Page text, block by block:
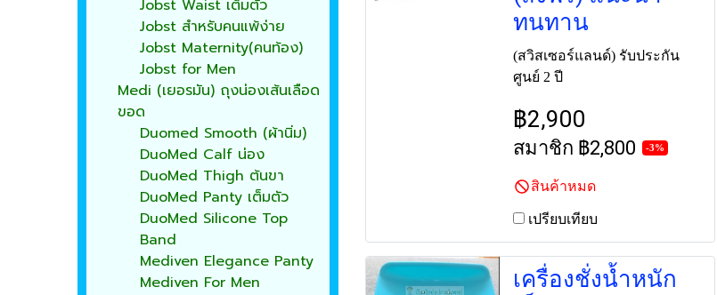
ทนทาน
(สวิสเซอร์แลนด์) รับประกัน
ศูนย์ 2 ปี
฿2,900
สมาชิก ฿2,800 -3%
สินค้าหมด
เปรียบเทียบ
เครื่องชั่งน้ำหนัก
Jobst Waist เต็มตัว
Jobst สำหรับคนแพ้ง่าย
Jobst Maternity(คนท้อง)
Jobst for Men
Medi (เยอรมัน) ถุงน่องเส้นเลือด
ขอด
Duomed Smooth (ผ้านิ่ม)
DuoMed Calf น่อง
DuoMed Thigh ต้นขา
DuoMed Panty เต็มตัว
DuoMed Silicone Top
Band
Mediven Elegance Panty
Mediven For Men